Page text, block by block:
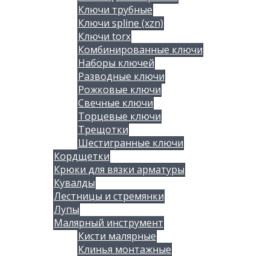
Ключи трубные
Ключи spline (xzn)
Ключи torx
Комбинированные ключи
Наборы ключей
Разводные ключи
Рожковые ключи
Свечные ключи
Торцевые ключи
Трещотки
Шестигранные ключи
Кордщетки
Крюки для вязки арматуры
Кувалды
Лестницы и стремянки
Лупы
Малярный инструмент
Кисти малярные
Клинья монтажные